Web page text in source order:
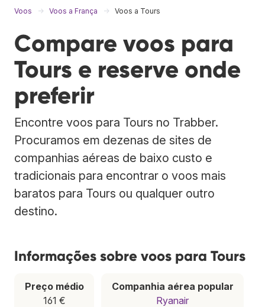
Voos Voos a França Voos a Tours
Compare voos para
Tours e reserve onde
preferir
Encontre voos para Tours no Trabber.
Procuramos em dezenas de sites de
companhias aéreas de baixo custo e
tradicionais para encontrar o voos mais
baratos para Tours ou qualquer outro
destino.
Informações sobre voos para Tours
Preço médio
161 €
Companhia aérea popular
Ryanair